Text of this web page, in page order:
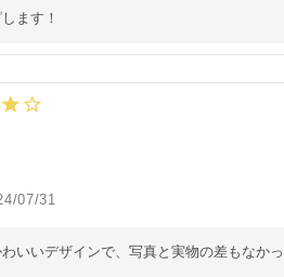
ます！
07/31
わいいデザインで、写真と実物の差もなか